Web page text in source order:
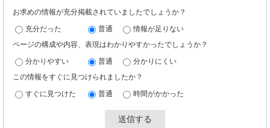
お求めの情報が充分掲載されていましたでしょうか？
充分だった 普通
情報が足りない
ページの構成や内容、表現はわかりやすかったでしょうか？
分かりやすい 普通
分かりにくい
この情報をすぐに見つけられましたか？
すぐに見つけた 普通 時間がかかった